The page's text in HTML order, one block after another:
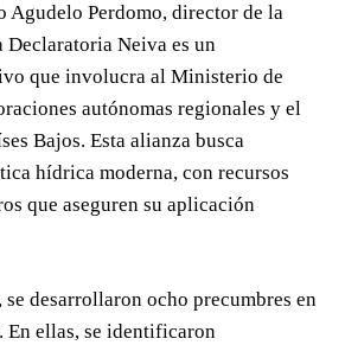
Agudelo Perdomo, director de la
Neiva es un
que involucra al Ministerio de
autónomas regionales y el
Bajos. Esta alianza busca
hídrica moderna, con recursos
que aseguren su aplicación
se desarrollaron ocho precumbres en
En ellas, se identificaron